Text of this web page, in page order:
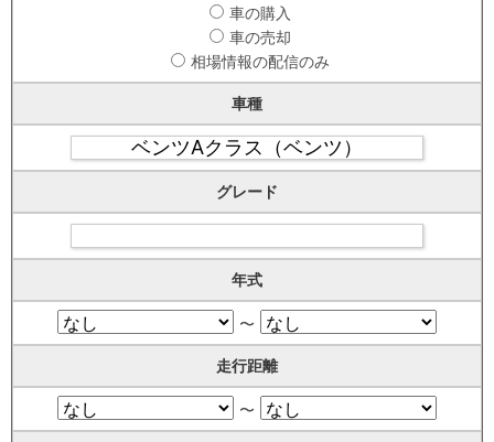
車の購入
車の売却
相場情報の配信のみ
車種
グレード
年式
〜
走行距離
〜